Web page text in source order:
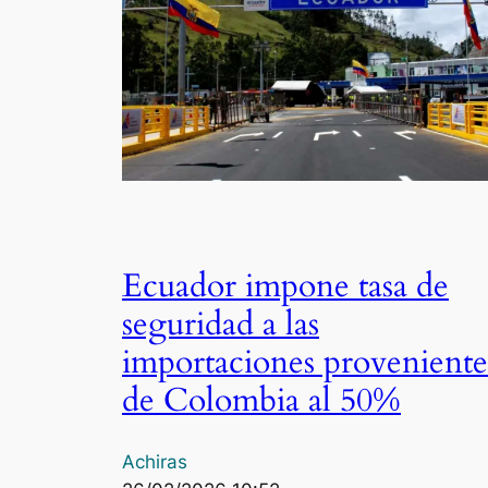
Ecuador impone tasa de
seguridad a las
importaciones
de Colombia al 50%
Achiras